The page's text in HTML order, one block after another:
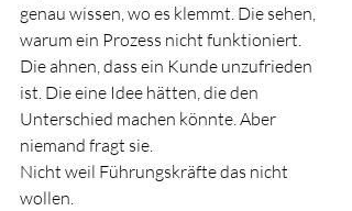
genau wissen, wo es klemmt. Die sehen,
warum ein Prozess nicht funktioniert.
Die ahnen, dass ein Kunde unzufrieden
ist. Die eine Idee hätten, die den
Unterschied machen könnte. Aber
niemand fragt sie.
Nicht weil Führungskräfte das nicht
wollen.